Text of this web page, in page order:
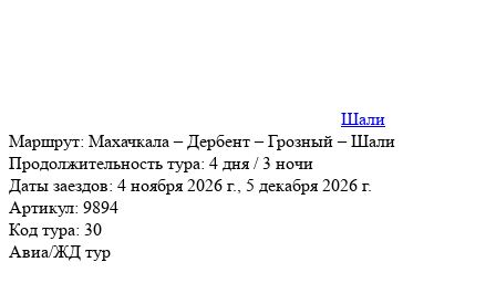
Шали
Маршрут: Махачкала – Дербент – Грозный – Шали
Продолжительность тура: 4 дня / 3 ночи
Даты заездов: 4 ноября 2026 г., 5 декабря 2026 г.
Артикул: 9894
Код тура: 30
Авиа/ЖД тур